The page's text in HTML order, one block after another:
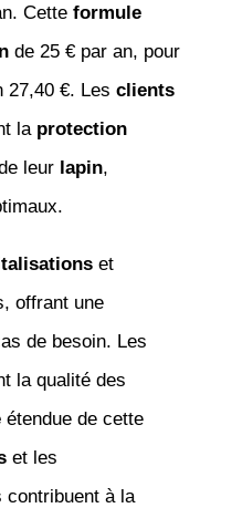
Cette formule
de 25 € par an, pour
27,40 €. Les clients
la protection
leur lapin,
et
offrant une
de besoin. Les
la qualité des
étendue de cette
et les
à la